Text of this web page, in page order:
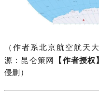
（作者系北京航空航天
源：昆仑策网
【作者授权】
侵删）